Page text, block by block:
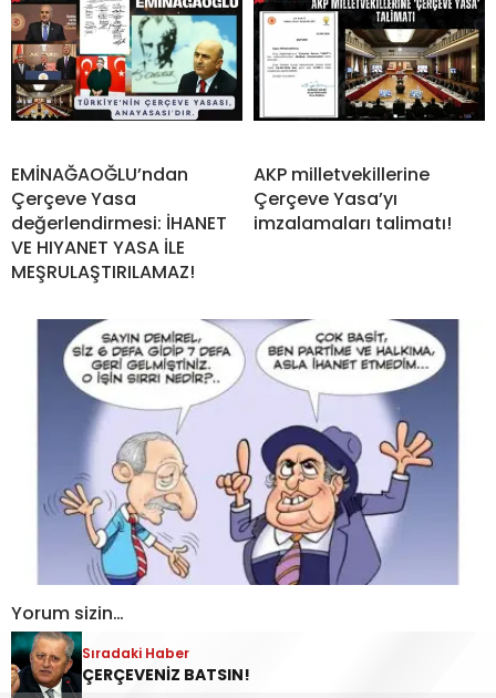
EMİNAĞAOĞLU’ndan
Çerçeve Yasa
değerlendirmesi: İHANET
VE HIYANET YASA İLE
MEŞRULAŞTIRILAMAZ!
AKP milletvekillerine
Çerçeve Yasa’yı
imzalamaları talimatı!
Yorum sizin…
Sıradaki Haber
ÇERÇEVENİZ BATSIN!